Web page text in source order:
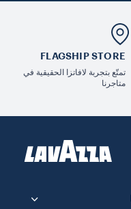
FLAGSHIP STORE
تمتّع بتجربة لافاتزا الحقيقية في
متاجرنا